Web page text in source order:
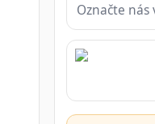
Označte nás